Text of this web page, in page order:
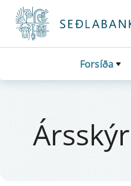
Fara beint í Meginmál
Forsíða